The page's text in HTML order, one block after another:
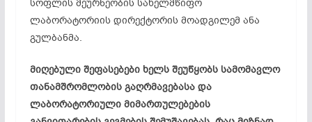
სოფლის მეურნეობის სახელმწიფო
ლაბორატორიის დირექტორის მოადგილემ ანა
გულბანმა.
მიღებული შეფასებები ხელს შეუწყობს სამომავლო
თანამშრომლობის გაღრმავებასა და
ლაბორატორიული მიმართულებების